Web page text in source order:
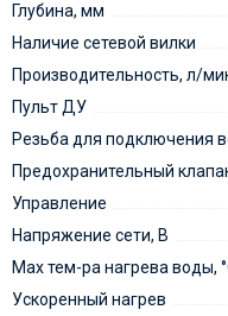
Глубина, мм
Наличие сетевой вилки
Производительность, л/
Пульт ДУ
Резьба для подключения
Предохранительный
Управление
Напряжение сети, В
Мах тем-ра нагрева воды,
Ускоренный нагрев